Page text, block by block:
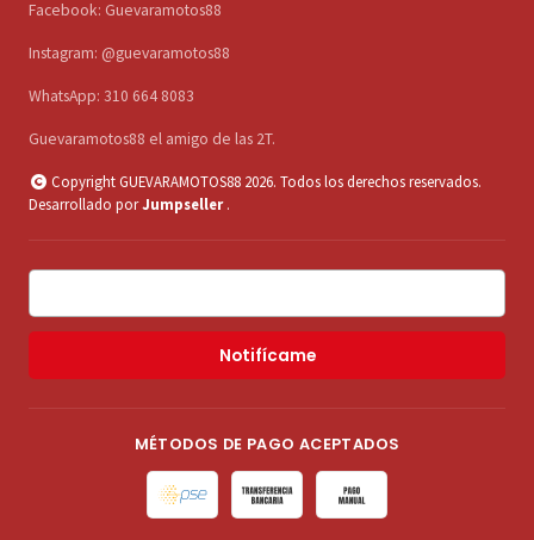
Facebook: Guevaramotos88
Instagram: @guevaramotos88
WhatsApp: 310 664 8083
Guevaramotos88 el amigo de las 2T.
Copyright GUEVARAMOTOS88 2026. Todos los derechos reservados.
Desarrollado porJumpseller .
Notifícame
MÉTODOS DE PAGO ACEPTADOS